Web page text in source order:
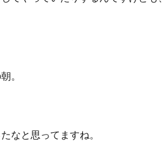
。
なと思ってますね。